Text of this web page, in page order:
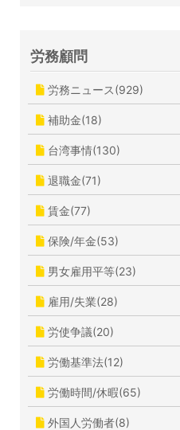
労務顧問
労務ニュース(929)
補助金(18)
台湾事情(130)
退職金(71)
賃金(77)
保険/年金(53)
男女雇用平等(23)
雇用/失業(28)
労使争議(20)
労働基準法(12)
労働時間/休暇(65)
外国人労働者(8)